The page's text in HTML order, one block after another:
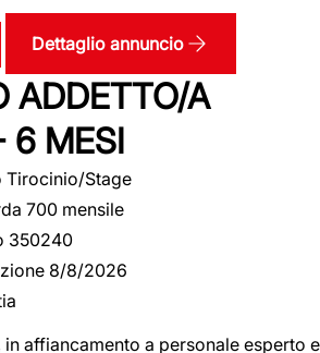
Dettaglio annuncio
ADDETTO/A
6 MESI
Tirocinio/Stage
700 mensile
350240
8/8/2026
affiancamento a personale esperto e